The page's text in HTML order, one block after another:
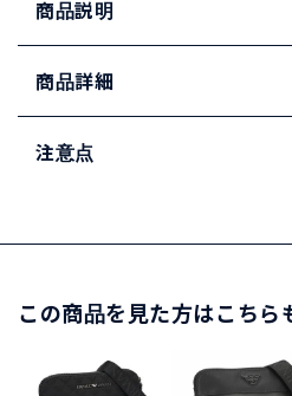
商品説明
商品詳細
注意点
この商品を見た方はこちら